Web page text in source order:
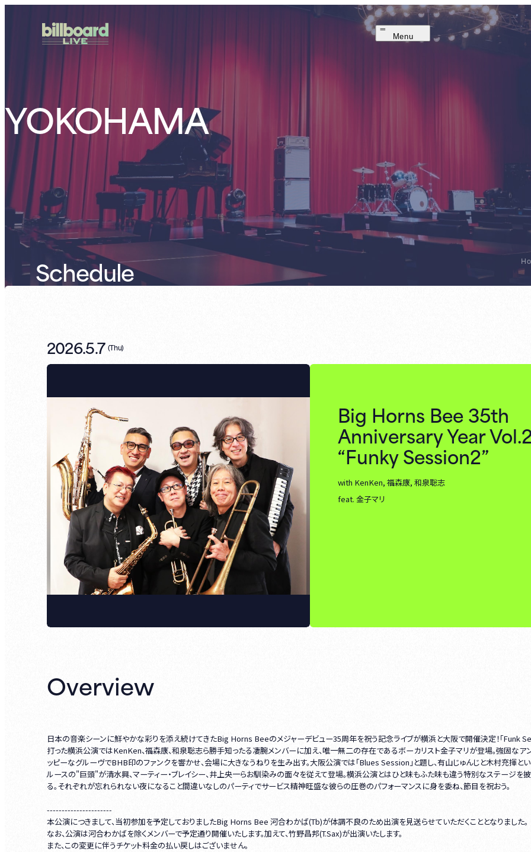
Menu
YOKOHAMA
Schedule
2026.5.7 (Thu)
Big Horns Bee 35th
Anniversary Year
“Funky Session2”
with KenKen, 福森康, 和泉聡志
feat. 金子マリ
Overview
日本の音楽シーンに鮮やかな彩りを添え続けてきたBig Horns Beeのメジャーデビュー35周年を祝う記念ライブが横浜と大阪で開催決定！「Funk
打った横浜公演ではKenKen、福森康、和泉聡志ら勝手知ったる凄腕メンバーに加え、唯一無二の存在であるボーカリスト金子マリが登場。強固なア
ッピーなグルーヴでBHB印のファンクを響かせ、会場に大きなうねりを生み出す。大阪公演では「Blues Session」と題し、有山じゅんじと木村充揮と
ルースの"巨頭"が清水興、マーティー・ブレイシー、井上央一らお馴染みの面々を従えて登場。横浜公演とはひと味もふた味も違う特別なステージを
る。それぞれが忘れられない夜になること間違いなしのパーティでサービス精神旺盛な彼らの圧巻のパフォーマンスに身を委ね、節目を祝おう。
----------------------
本公演につきまして、当初参加を予定しておりましたBig Horns Bee 河合わかば(Tb)が体調不良のため出演を見送らせていただくこととなりました。
なお、公演は河合わかばを除くメンバーで予定通り開催いたします。加えて、竹野昌邦(T.Sax)が出演いたします。
また、この変更に伴うチケット料金の払い戻しはございません。